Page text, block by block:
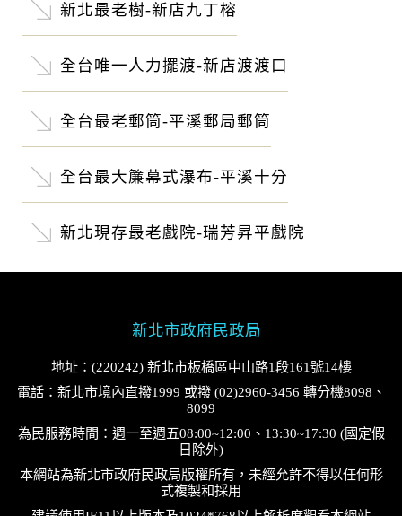
新北最老樹-新店九丁榕
全台唯一人力擺渡-新店渡渡口
全台最老郵筒-平溪郵局郵筒
全台最大簾幕式瀑布-平溪十分
新北現存最老戲院-瑞芳昇平戲院
新北市政府民政局
地址：(220242) 新北市板橋區中山路1段161號14樓
電話：新北市境內直撥1999 或撥 (02)2960-3456 轉分機8098、
8099
為民服務時間：週一至週五08:00~12:00、13:30~17:30 (國定假
日除外)
本網站為新北市政府民政局版權所有，未經允許不得以任何形
式複製和採用